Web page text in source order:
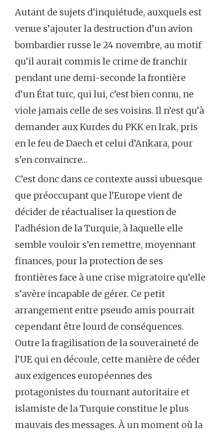
Autant de sujets d’inquiétude, auxquels est
venue s’ajouter la destruction d’un avion
bombardier russe le 24 novembre, au motif
qu’il aurait commis le crime de franchir
pendant une demi-seconde la frontière
d’un État turc, qui lui, c’est bien connu, ne
viole jamais celle de ses voisins. Il n’est qu’à
demander aux Kurdes du PKK en Irak, pris
en le feu de Daech et celui d’Ankara, pour
s’en convaincre…
C’est donc dans ce contexte aussi ubuesque
que préoccupant que l’Europe vient de
décider de réactualiser la question de
l’adhésion de la Turquie, à laquelle elle
semble vouloir s’en remettre, moyennant
finances, pour la protection de ses
frontières face à une crise migratoire qu’elle
s’avère incapable de gérer. Ce petit
arrangement entre pseudo amis pourrait
cependant être lourd de conséquences.
Outre la fragilisation de la souveraineté de
l’UE qui en découle, cette manière de céder
aux exigences européennes des
protagonistes du tournant autoritaire et
islamiste de la Turquie constitue le plus
mauvais des messages. À un moment où la